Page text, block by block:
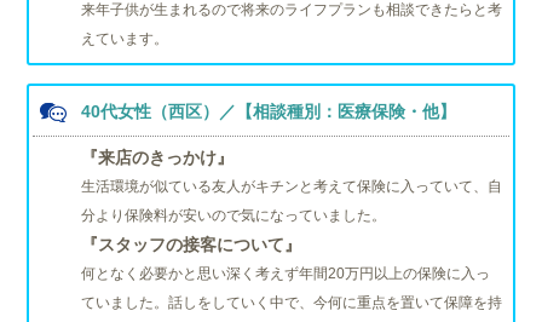
来年子供が生まれるので将来のライフプランも相談できたらと考
えています。
40代女性（西区）／【相談種別：医療保険・他】
『来店のきっかけ』
生活環境が似ている友人がキチンと考えて保険に入っていて、自
分より保険料が安いので気になっていました。
『スタッフの接客について』
何となく必要かと思い深く考えず年間20万円以上の保険に入っ
ていました。話しをしていく中で、今何に重点を置いて保障を持